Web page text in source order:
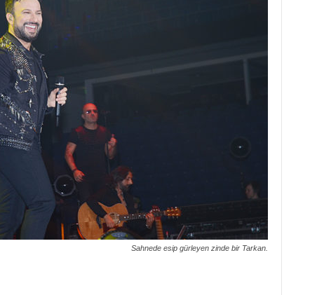
Sahnede esip gürleyen zinde bir Tarkan.